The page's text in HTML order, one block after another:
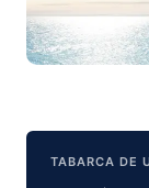
TABARCA DE